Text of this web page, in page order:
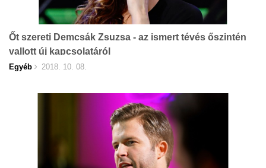
Őt szereti Demcsák Zsuzsa - az ismert tévés őszintén
vallott új kapcsolatáról
Egyéb 2018. 10. 08.